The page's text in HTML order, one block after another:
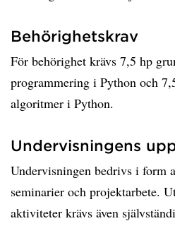
Behörighetskrav
För behörighet krävs 7,5 hp
programmering i Python och
algoritmer i Python.
Undervisningens
Undervisningen bedrivs i form
seminarier och projektarbete.
aktiviteter krävs även